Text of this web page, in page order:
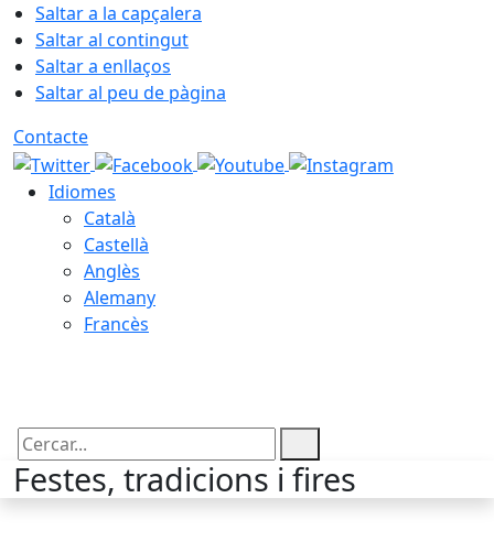
Saltar a la capçalera
Saltar al contingut
Saltar a enllaços
Saltar al peu de pàgina
Contacte
Idiomes
Català
Castellà
Anglès
Alemany
Francès
Cercar:
Festes, tradicions i fires